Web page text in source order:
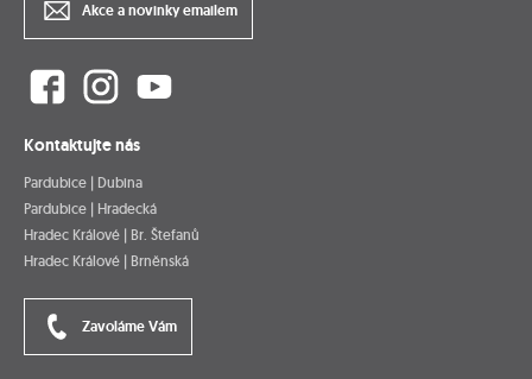
Akce a novinky emailem
Kontaktujte nás
Pardubice | Dubina
Pardubice | Hradecká
Hradec Králové | Br. Štefanů
Hradec Králové | Brněnská
Zavoláme Vám